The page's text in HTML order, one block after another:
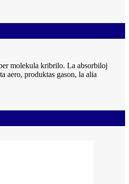
molekula kribrilo. La absorbiloj
aero, produktas gason, la alia